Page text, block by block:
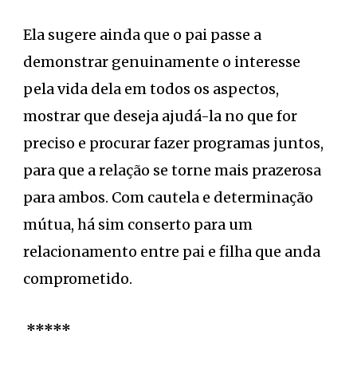
Ela sugere ainda que o pai passe a
demonstrar genuinamente o interesse
pela vida dela em todos os aspectos,
mostrar que deseja ajudá-la no que for
preciso e procurar fazer programas juntos,
para que a relação se torne mais prazerosa
para ambos. Com cautela e determinação
mútua, há sim conserto para um
relacionamento entre pai e filha que anda
comprometido.
*****